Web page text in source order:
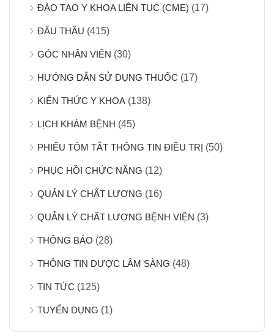
ĐÀO TẠO Y KHOA LIÊN TỤC (CME) (17)
ĐẤU THẦU (415)
GÓC NHÂN VIÊN (30)
HƯỚNG DẪN SỬ DỤNG THUỐC (17)
KIẾN THỨC Y KHOA (138)
LỊCH KHÁM BỆNH (45)
PHIẾU TÓM TẮT THÔNG TIN ĐIỀU TRỊ (50)
PHỤC HỒI CHỨC NĂNG (12)
QUẢN LÝ CHẤT LƯỢNG (16)
QUẢN LÝ CHẤT LƯỢNG BỆNH VIỆN (3)
THÔNG BÁO (28)
THÔNG TIN DƯỢC LÂM SÀNG (48)
TIN TỨC (125)
TUYỂN DỤNG (1)